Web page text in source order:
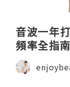
音波一年
頻率全指南